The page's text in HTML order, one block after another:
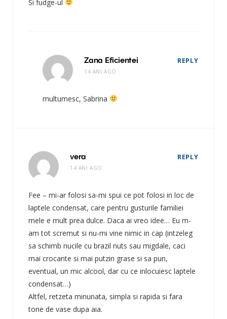
Si fudge-ul
Zana Eficientei
14 ANI AGO
REPLY
multumesc, Sabrina
vera
14 ANI AGO
REPLY
Fee – mi-ar folosi sa-mi spui ce pot folosi in loc de
laptele condensat, care pentru gusturile familiei
mele e mult prea dulce. Daca ai vreo idee… Eu m-
am tot scremut si nu-mi vine nimic in cap (intzeleg
sa schimb nucile cu brazil nuts sau migdale, caci
mai crocante si mai putzin grase si sa pun,
eventual, un mic alcool, dar cu ce inlocuiesc laptele
condensat…)
Altfel, retzeta minunata, simpla si rapida si fara
tone de vase dupa aia.